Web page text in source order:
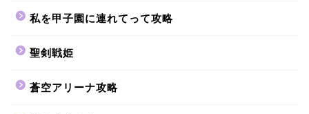
私を甲子園に連れてって攻略
聖剣戦姫
蒼空アリーナ攻略